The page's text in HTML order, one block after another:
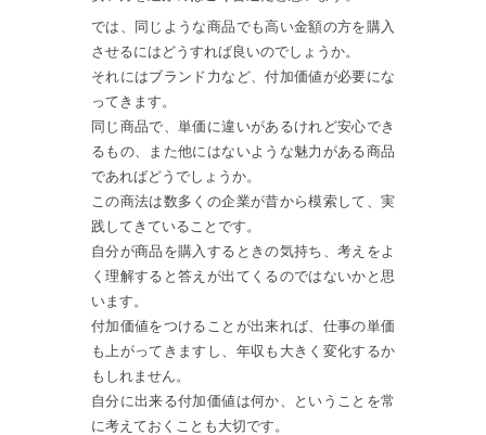
では、同じような商品でも高い金額の方を購入
させるにはどうすれば良いのでしょうか。
それにはブランド力など、付加価値が必要にな
ってきます。
同じ商品で、単価に違いがあるけれど安心でき
るもの、また他にはないような魅力がある商品
であればどうでしょうか。
この商法は数多くの企業が昔から模索して、実
践してきていることです。
自分が商品を購入するときの気持ち、考えをよ
く理解すると答えが出てくるのではないかと思
います。
付加価値をつけることが出来れば、仕事の単価
も上がってきますし、年収も大きく変化するか
もしれません。
自分に出来る付加価値は何か、ということを常
に考えておくことも大切です。